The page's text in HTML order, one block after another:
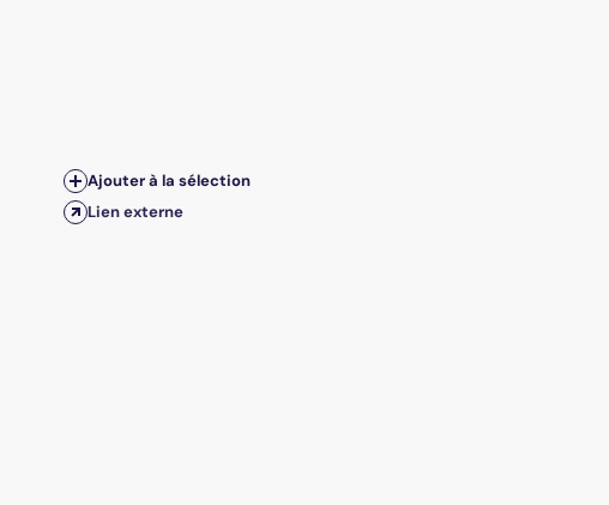
Ajouter à la sélection
Lien externe